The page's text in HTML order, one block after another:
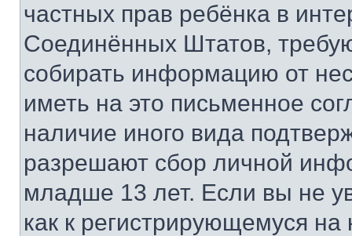
частных прав ребёнка в
Соединённых Штатов,
собирать информацию от
иметь на это письменное
наличие иного вида
разрешают сбор личной
младше 13 лет. Если вы не
как к регистрирующемуся